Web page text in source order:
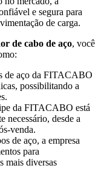
e segura para
de carga.
de cabo de aço, você
de aço da FITACABO
possibilitando a
da FITACABO está
necessário, desde a
venda.
de aço, a empresa
para
mais diversas